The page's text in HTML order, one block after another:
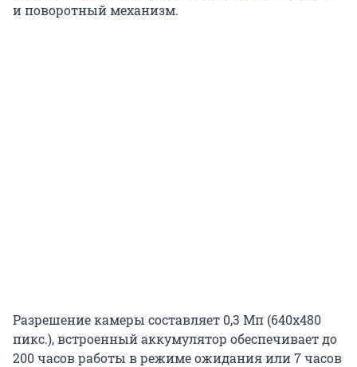
и поворотный механизм.
Разрешение камеры составляет 0,3 Мп (640х480
пикс.), встроенный аккумулятор обеспечивает до
200 часов работы в режиме ожидания или 7 часов